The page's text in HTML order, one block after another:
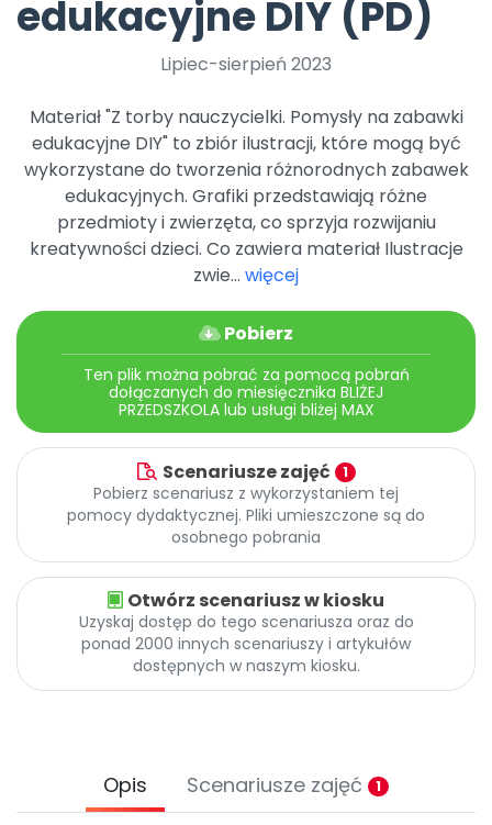
Promocje
edukacyjne DIY (PD)
Lipiec-sierpień 2023
Materiał "Z torby nauczycielki. Pomysły na zabawki
edukacyjne DIY" to zbiór ilustracji, które mogą być
wykorzystane do tworzenia różnorodnych zabawek
edukacyjnych. Grafiki przedstawiają różne
przedmioty i zwierzęta, co sprzyja rozwijaniu
kreatywności dzieci. Co zawiera materiał Ilustracje
zwie... więcej
Pobierz
Ten plik można pobrać za pomocą pobrań
dołączanych do miesięcznika BLIŻEJ
PRZEDSZKOLA lub usługi bliżej MAX
Scenariusze zajęć 1
Pobierz scenariusz z wykorzystaniem tej
pomocy dydaktycznej. Pliki umieszczone są do
osobnego pobrania
Otwórz scenariusz w kiosku
Uzyskaj dostęp do tego scenariusza oraz do
ponad 2000 innych scenariuszy i artykułów
dostępnych w naszym kiosku.
Opis Scenariusze zajęć 1